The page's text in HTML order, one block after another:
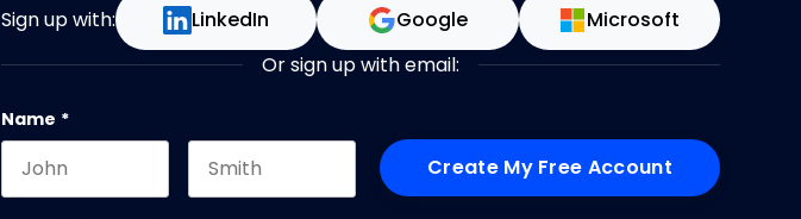
Sign up with: LinkedIn Google Microsoft
Or sign up with email:
Name *